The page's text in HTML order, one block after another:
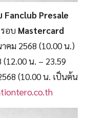
Fanclub Presale
อบ Mastercard
คม 2568 (10.00 น.)
น. – 23.59
(10.00 น. เป็นต้น